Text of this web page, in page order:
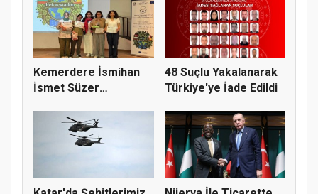
Kemerdere İsmihan
İsmet Süzer
48 Suçlu Yakalanarak
Türkiye'ye İade Edildi